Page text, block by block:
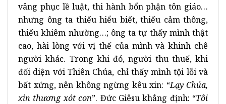
vâng phục lề luật, thi hành bổn phận tôn giáo…
nhưng ông ta thiếu hiểu biết, thiếu cảm thông,
thiếu khiêm nhường…; ông ta tự thấy mình thật
cao, hài lòng với vị thế của mình và khinh chê
người khác. Trong khi đó, người thu thuế, khi
đối diện với Thiên Chúa, chỉ thấy mình tội lỗi và
bất xứng, nên không ngừng kêu xin: “Lạy Chúa,
xin thương xót con”. Đức Giêsu khẳng định: “Tôi